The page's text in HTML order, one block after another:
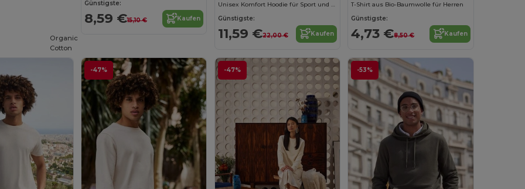
Günstigste:
8,59 €15,10 € Kaufen
Unisex Komfort Hoodie für Sport und Freizeit
Günstigste:
11,59 €22,00 € Kaufen
T-Shirt aus Bio-Baumwolle für Herren
Günstigste:
4,73 €8,50 € Kaufen
-47%
Organic
Cotton
-47% -53%